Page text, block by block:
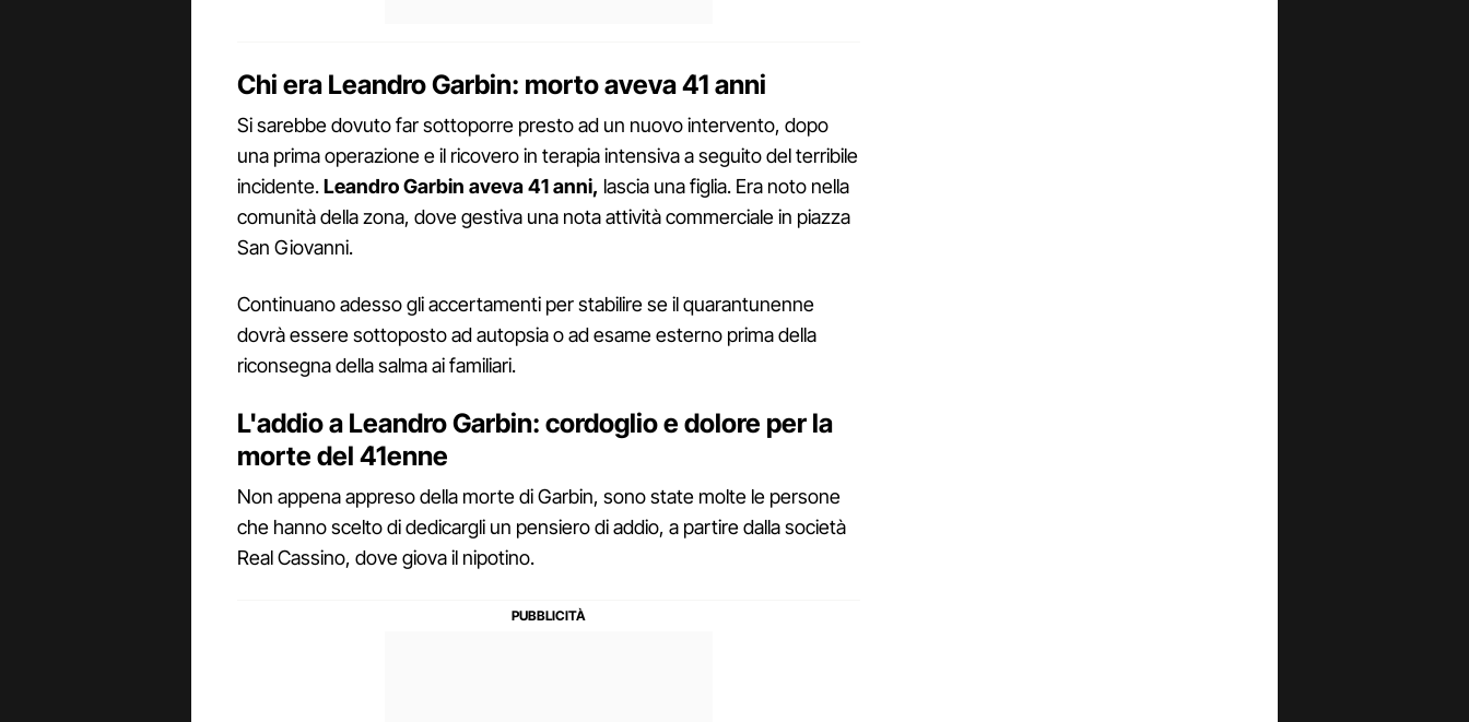
Chi era Leandro Garbin: morto aveva 41 anni
Si sarebbe dovuto far sottoporre presto ad un nuovo intervento, dopo
una prima operazione e il ricovero in terapia intensiva a seguito del terribile
incidente.Leandro Garbin aveva 41 anni, lascia una figlia. Era noto nella
comunità della zona, dove gestiva una nota attività commerciale in piazza
San Giovanni.
Continuano adesso gli accertamenti per stabilire se il quarantunenne
dovrà essere sottoposto ad autopsia o ad esame esterno prima della
riconsegna della salma ai familiari.
L'addio a Leandro Garbin: cordoglio e dolore per la
morte del 41enne
Non appena appreso della morte di Garbin, sono state molte le persone
che hanno scelto di dedicargli un pensiero di addio, a partire dalla società
Real Cassino, dove giova il nipotino.